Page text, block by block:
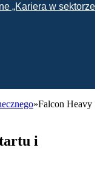
„Kariera w sektorze
»Falcon Heavy
i